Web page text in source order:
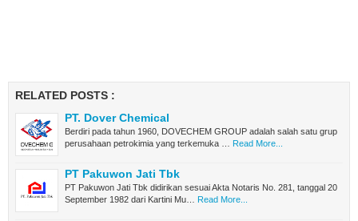
RELATED POSTS :
PT. Dover Chemical
Berdiri pada tahun 1960, DOVECHEM GROUP adalah salah satu grup
perusahaan petrokimia yang terkemuka …
Read More...
PT Pakuwon Jati Tbk
PT Pakuwon Jati Tbk didirikan sesuai Akta Notaris No. 281, tanggal 20
September 1982 dari Kartini Mu…
Read More...